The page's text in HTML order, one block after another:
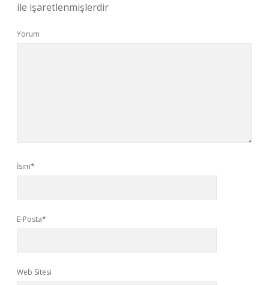
ile işaretlenmişlerdir
Yorum
İsim*
E-Posta*
Web Sitesi